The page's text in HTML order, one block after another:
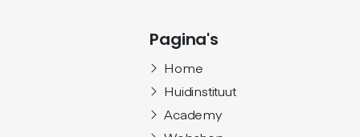
Pagina's
Home
Huidinstituut
Academy